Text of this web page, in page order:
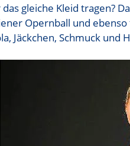
gleiche Kleid tragen?
Opernball und
Jäckchen, Schmuck